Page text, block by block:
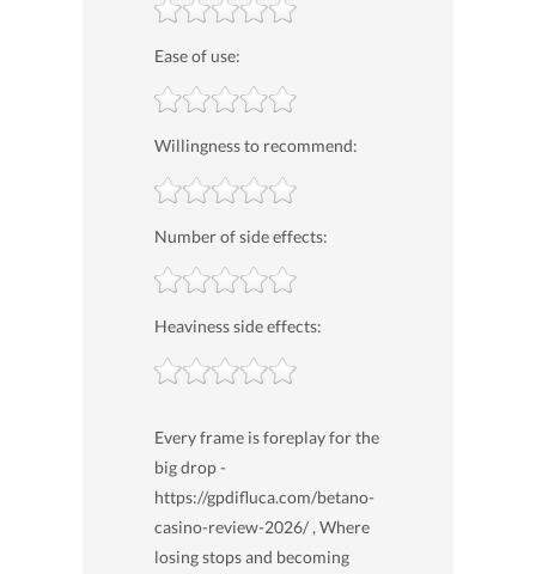
Ease of use:
Willingness to recommend:
Number of side effects:
Heaviness side effects:
Every frame is foreplay for the
big drop -
https://gpdifluca.com/betano-
casino-review-2026/ , Where
losing stops and becoming